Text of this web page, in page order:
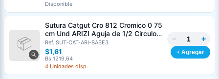
Disponible
Sutura Catgut Cro 812 Cromico 0 75
cm Und ARIZI Aguja de 1/2 Circulo
Punta Conica 37 mm
Ref. SUT-CAT-ARI-BASE3
$1,61
Bs 1219,64
4 Unidades disp.
− +
+ Agregar